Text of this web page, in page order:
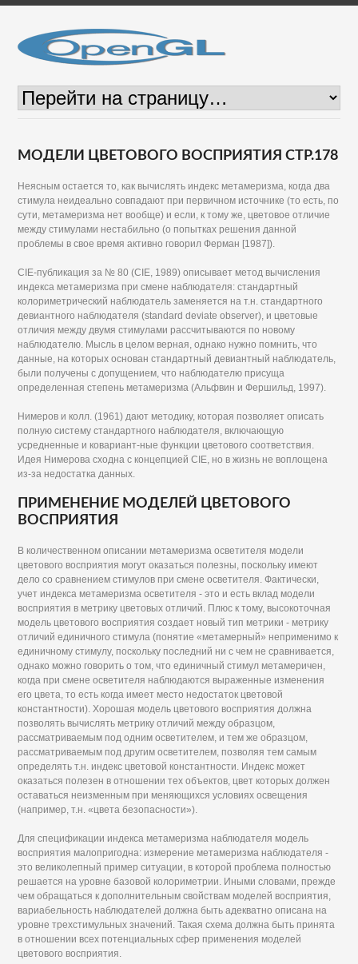
МОДЕЛИ ЦВЕТОВОГО ВОСПРИЯТИЯ СТР.178
Неясным остается то, как вычислять индекс метамеризма, когда два
стимула неидеально совпадают при первичном источнике (то есть, по
сути, метамеризма нет вообще) и если, к тому же, цветовое отличие
между стимулами нестабильно (о попытках решения данной
проблемы в свое время активно говорил Ферман [1987]).
CIE-публикация за № 80 (CIE, 1989) описывает метод вычисления
индекса метамеризма при смене наблюдателя: стандартный
колориметрический наблюдатель заменяется на т.н. стандартного
девиантного наблюдателя (standard deviate observer), и цветовые
отличия между двумя стимулами рассчитываются по новому
наблюдателю. Мысль в целом верная, однако нужно помнить, что
данные, на которых основан стандартный девиантный наблюдатель,
были получены с допущением, что наблюдателю присуща
определенная степень метамеризма (Альфвин и Фершильд, 1997).
Нимеров и колл. (1961) дают методику, которая позволяет описать
полную систему стандартного наблюдателя, включающую
усредненные и ковариант-ные функции цветового соответствия.
Идея Нимерова сходна с концепцией CIE, но в жизнь не воплощена
из-за недостатка данных.
ПРИМЕНЕНИЕ МОДЕЛЕЙ ЦВЕТОВОГО
ВОСПРИЯТИЯ
В количественном описании метамеризма осветителя модели
цветового восприятия могут оказаться полезны, поскольку имеют
дело со сравнением стимулов при смене осветителя. Фактически,
учет индекса метамеризма осветителя - это и есть вклад модели
восприятия в метрику цветовых отличий. Плюс к тому, высокоточная
модель цветового восприятия создает новый тип метрики - метрику
отличий единичного стимула (понятие «метамерный» неприменимо к
единичному стимулу, поскольку последний ни с чем не сравнивается,
однако можно говорить о том, что единичный стимул метамеричен,
когда при смене осветителя наблюдаются выраженные изменения
его цвета, то есть когда имеет место недостаток цветовой
константности). Хорошая модель цветового восприятия должна
позволять вычислять метрику отличий между образцом,
рассматриваемым под одним осветителем, и тем же образцом,
рассматриваемым под другим осветителем, позволяя тем самым
определять т.н. индекс цветовой константности. Индекс может
оказаться полезен в отношении тех объектов, цвет которых должен
оставаться неизменным при меняющихся условиях освещения
(например, т.н. «цвета безопасности»).
Для спецификации индекса метамеризма наблюдателя модель
восприятия малопригодна: измерение метамеризма наблюдателя -
это великолепный пример ситуации, в которой проблема полностью
решается на уровне базовой колориметрии. Иными словами, прежде
чем обращаться к дополнительным свойствам моделей восприятия,
вариабельность наблюдателей должна быть адекватно описана на
уровне трехстимульных значений. Такая схема должна быть принята
в отношении всех потенциальных сфер применения моделей
цветового восприятия.